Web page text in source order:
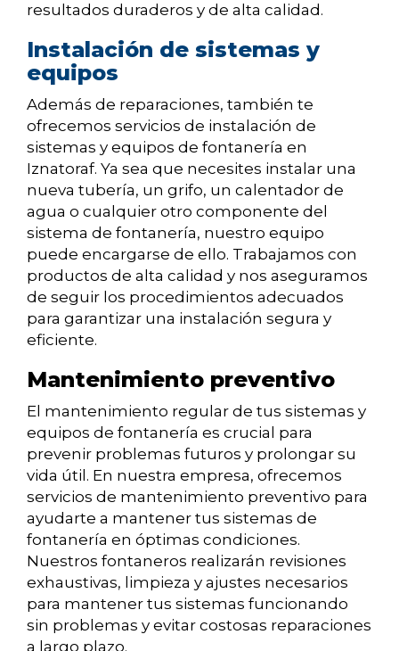
resultados duraderos y de alta calidad.
Instalación de sistemas y
equipos
Además de reparaciones, también te
ofrecemos servicios de instalación de
sistemas y equipos de fontanería en
Iznatoraf. Ya sea que necesites instalar una
nueva tubería, un grifo, un calentador de
agua o cualquier otro componente del
sistema de fontanería, nuestro equipo
puede encargarse de ello. Trabajamos con
productos de alta calidad y nos aseguramos
de seguir los procedimientos adecuados
para garantizar una instalación segura y
eficiente.
Mantenimiento preventivo
El mantenimiento regular de tus sistemas y
equipos de fontanería es crucial para
prevenir problemas futuros y prolongar su
vida útil. En nuestra empresa, ofrecemos
servicios de mantenimiento preventivo para
ayudarte a mantener tus sistemas de
fontanería en óptimas condiciones.
Nuestros fontaneros realizarán revisiones
exhaustivas, limpieza y ajustes necesarios
para mantener tus sistemas funcionando
sin problemas y evitar costosas reparaciones
a largo plazo.